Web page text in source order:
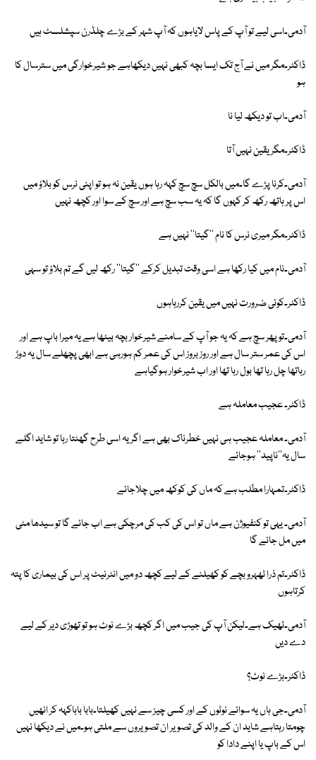
آدمی۔اسی لیے تو آپ کے پاس لایاہوں کہ آپ شہر کے بڑے چلڈرن سپشلسٹ ہیں
ڈاکٹر۔مگر میں نے آج تک ایسا بچہ کبھی نہیں دیکھاہے جو شیرخوارگی میں سترسال کا
ہو
آدمی۔اب تو دیکھ لیا نا
ڈاکٹر۔مگر یقین نہیں آتا
آدمی۔کرنا پڑے گا۔میں بالکل سچ سچ کہہ رہا ہوں یقین نہ ہو تو اپنی نرس کو بلاؤ میں
اس پر ہاتھ رکھ کر کہوں گا کہ یہ سب سچ ہے اور سچ کے سوا اور کچھ نہیں
ڈاکٹر۔مگر میری نرس کا نام ''گیتا'' نہیں ہے
آدمی۔نام میں کیا رکھا ہے اسی وقت تبدیل کرکے ''گیتا'' رکھ لیں گے تم بلاؤ تو سہی
ڈاکٹر۔کوئی ضرورت نہیں میں یقین کررہاہوں
آدمی۔تو پھر سچ ہے کہ یہ جو آپ کے سامنے شیرخوار بچہ بیٹھا ہے یہ میرا باپ ہے اور
اس کی عمر ستر سال ہے اور روز بروز اس کی عمر کم ہورہی ہے ابھی پچھلے سال یہ دوڑ
رہاتھا چل رہا تھا بول رہا تھا اور اب شیرخوار ہوگیاہے
ڈاکٹر۔ عجیب معاملہ ہے
آدمی۔ معاملہ عجیب ہی نہیں خطرناک بھی ہے اگر یہ اسی طرح گھٹتا رہا تو شاید اگلے
سال یہ''ناپید'' ہوجائے
ڈاکٹر۔تمہارا مطلب ہے کہ ماں کی کوکھ میں چلاجائے
آدمی۔ یہی تو کنفیوژن ہے ماں تو اس کی کب کی مرچکی ہے اب جائے گا تو سیدھا مٹی
میں مل جائے گا
ڈاکٹر۔تم ذرا ٹھہرو بچے کو کھیلنے کے لیے کچھ دو میں انٹرنیٹ پر اس کی بیماری کا پتہ
کرتاہوں
آدمی۔ٹھیک ہے۔لیکن آپ کی جیب میں اگر کچھ بڑے نوٹ ہو تو تھوڑی دیر کے لیے
دے دیں
ڈاکٹر۔بڑے نوٹ؟
آدمی۔جی ہاں یہ سوائے نوٹوں کے اور کسی چیز سے نہیں کھیلتا۔بابا باباکہہ کر انھیں
چومتا رہتاہے شاید ان کے والد کی تصویر ان تصویروں سے ملتی ہو۔میں نے دیکھا نہیں
اس کے باپ یا اپنے دادا کو